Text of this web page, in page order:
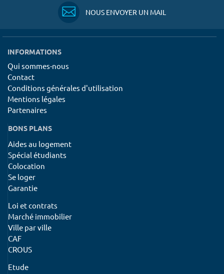
NOUS ENVOYER UN MAIL
INFORMATIONS
Qui sommes-nous
Contact
Conditions générales d'utilisation
Mentions légales
Partenaires
BONS PLANS
Aides au logement
Spécial étudiants
Colocation
Se loger
Garantie
Loi et contrats
Marché immobilier
Ville par ville
CAF
CROUS
Etude